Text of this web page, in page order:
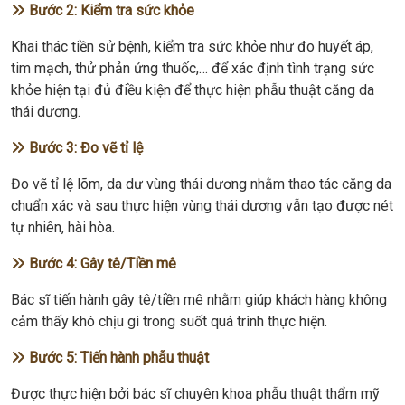
Bước 2: Kiểm tra sức khỏe
Khai thác tiền sử bệnh, kiểm tra sức khỏe như đo huyết áp,
tim mạch, thử phản ứng thuốc,… để xác định tình trạng sức
khỏe hiện tại đủ điều kiện để thực hiện phẫu thuật căng da
thái dương.
Bước 3: Đo vẽ tỉ lệ
Đo vẽ tỉ lệ lõm, da dư vùng thái dương nhằm thao tác căng da
chuẩn xác và sau thực hiện vùng thái dương vẫn tạo được nét
tự nhiên, hài hòa.
Bước 4: Gây tê/Tiền mê
Bác sĩ tiến hành gây tê/tiền mê nhằm giúp khách hàng không
cảm thấy khó chịu gì trong suốt quá trình thực hiện.
Bước 5: Tiến hành phẫu thuật
Được thực hiện bởi bác sĩ chuyên khoa phẫu thuật thẩm mỹ